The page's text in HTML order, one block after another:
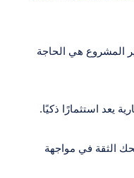
المشروع هي الحاجة
يعد استثمارًا ذكيًا.
الثقة في مواجهة